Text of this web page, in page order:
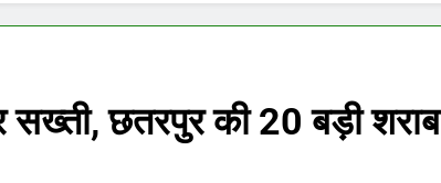
सख्ती, छतरपुर की 20 बड़ी शराब